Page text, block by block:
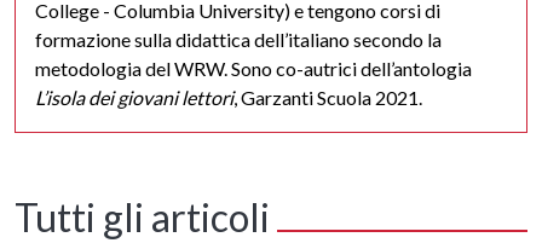
College - Columbia University) e tengono corsi di
formazione sulla didattica dell’italiano secondo la
metodologia del WRW. Sono co-autrici dell’antologia
L’isola dei giovani lettori, Garzanti Scuola 2021.
Tutti gli articoli